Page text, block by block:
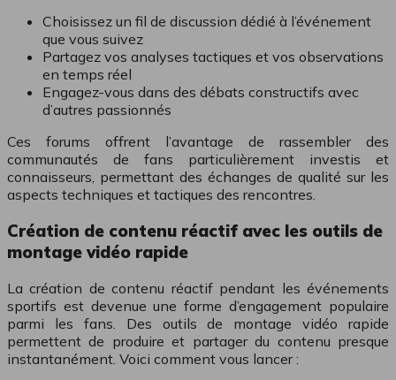
Choisissez un fil de discussion dédié à l’événement
que vous suivez
Partagez vos analyses tactiques et vos observations
en temps réel
Engagez-vous dans des débats constructifs avec
d’autres passionnés
Ces forums offrent l’avantage de rassembler des
communautés de fans particulièrement investis et
connaisseurs, permettant des échanges de qualité sur les
aspects techniques et tactiques des rencontres.
Création de contenu réactif avec les outils de
montage vidéo rapide
La création de contenu réactif pendant les événements
sportifs est devenue une forme d’engagement populaire
parmi les fans. Des outils de montage vidéo rapide
permettent de produire et partager du contenu presque
instantanément. Voici comment vous lancer :